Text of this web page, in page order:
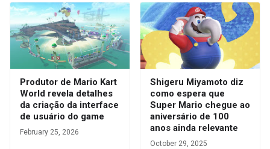
Produtor de Mario Kart
World revela detalhes
da criação da interface
de usuário do game
February 25, 2026
Shigeru Miyamoto diz
como espera que
Super Mario chegue ao
aniversário de 100
anos ainda relevante
October 29, 2025